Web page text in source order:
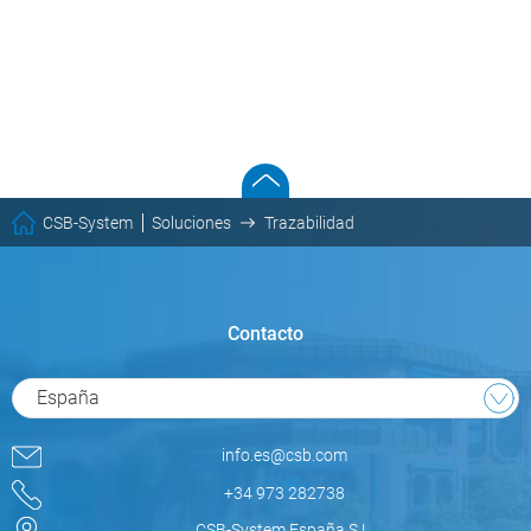
CSB-System Soluciones Trazabilidad
Contacto
España
info.es@csb.com
+34 973 282738